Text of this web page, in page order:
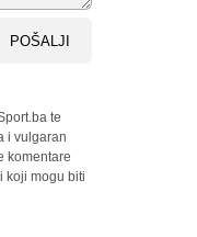
POŠALJI
te
i vulgaran
komentare
koji mogu biti